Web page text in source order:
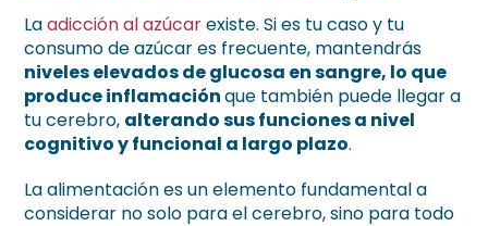
Laadicción al azúcarexiste. Si es tu caso y tu
consumo de azúcar es frecuente, mantendrás
niveles elevados de glucosa en sangre, lo que
produce inflamaciónque también puede llegar a
tu cerebro, alterando sus funciones a nivel
cognitivo y funcional a largo plazo.
La alimentación es un elemento fundamental a
considerar no solo para el cerebro, sino para todo